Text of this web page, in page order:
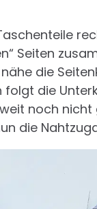
Seiten
die
folgt die
noch nicht
die